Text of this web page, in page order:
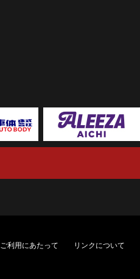
ご利用にあたって リンクについて